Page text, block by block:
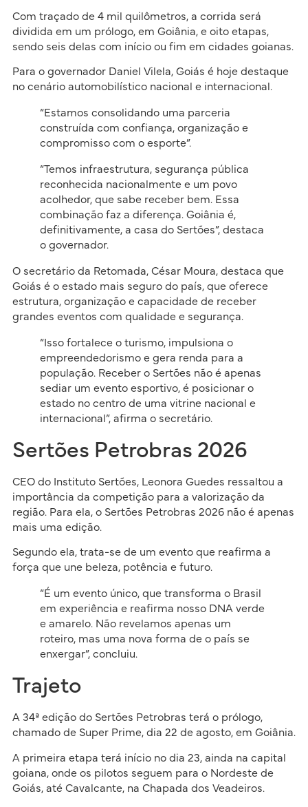
Com traçado de 4 mil quilômetros, a corrida será
dividida em um prólogo, em Goiânia, e oito etapas,
sendo seis delas com início ou fim em cidades goianas.
Para o governador Daniel Vilela, Goiás é hoje destaque
no cenário automobilístico nacional e internacional.
“Estamos consolidando uma parceria
construída com confiança, organização e
compromisso com o esporte”.
“Temos infraestrutura, segurança pública
reconhecida nacionalmente e um povo
acolhedor, que sabe receber bem. Essa
combinação faz a diferença. Goiânia é,
definitivamente, a casa do Sertões”, destaca
o governador.
O secretário da Retomada, César Moura, destaca que
Goiás é o estado mais seguro do país, que oferece
estrutura, organização e capacidade de receber
grandes eventos com qualidade e segurança.
“Isso fortalece o turismo, impulsiona o
empreendedorismo e gera renda para a
população. Receber o Sertões não é apenas
sediar um evento esportivo, é posicionar o
estado no centro de uma vitrine nacional e
internacional”, afirma o secretário.
Sertões Petrobras 2026
CEO do Instituto Sertões, Leonora Guedes ressaltou a
importância da competição para a valorização da
região. Para ela, o Sertões Petrobras 2026 não é apenas
mais uma edição.
Segundo ela, trata-se de um evento que reafirma a
força que une beleza, potência e futuro.
“É um evento único, que transforma o Brasil
em experiência e reafirma nosso DNA verde
e amarelo. Não revelamos apenas um
roteiro, mas uma nova forma de o país se
enxergar”, concluiu.
Trajeto
A 34ª edição do Sertões Petrobras terá o prólogo,
chamado de Super Prime, dia 22 de agosto, em Goiânia.
A primeira etapa terá início no dia 23, ainda na capital
goiana, onde os pilotos seguem para o Nordeste de
Goiás, até Cavalcante, na Chapada dos Veadeiros.